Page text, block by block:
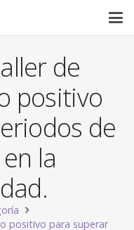
de
positivo
de
la
positivo para superar